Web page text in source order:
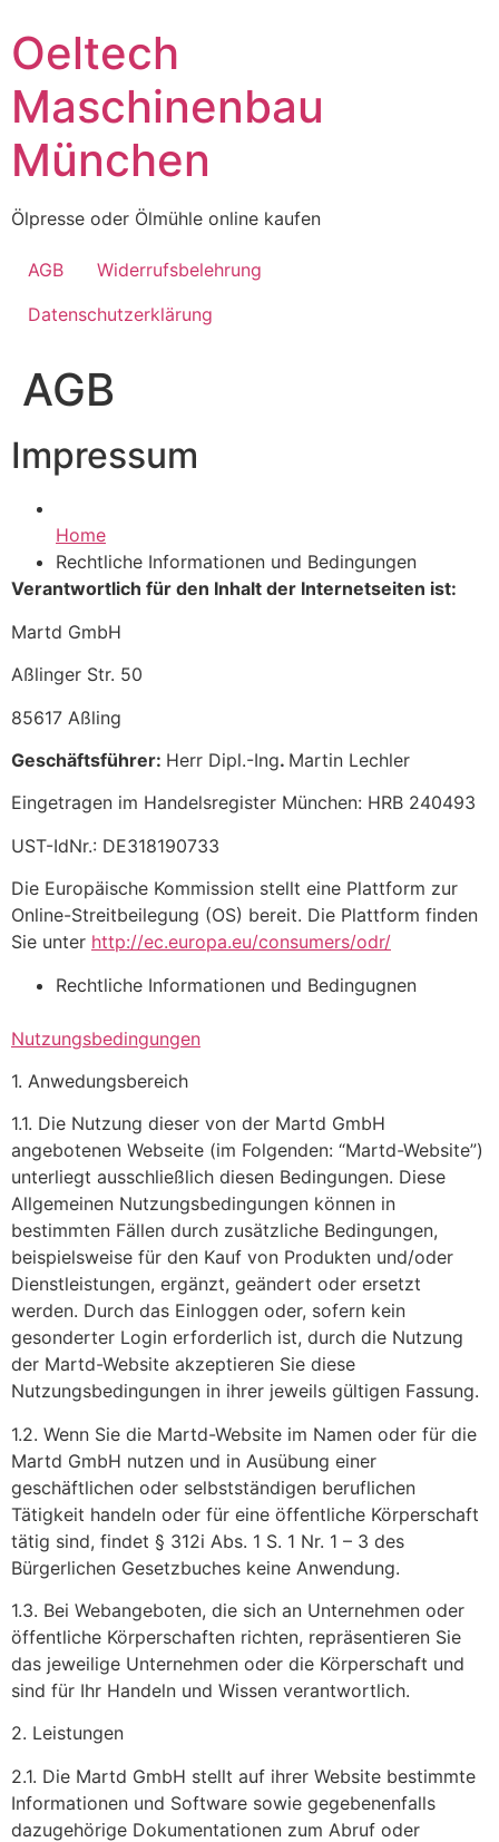
to
content
Oeltech
Maschinenbau
München
Ölpresse oder Ölmühle online kaufen
AGB
Widerrufsbelehrung
Datenschutzerklärung
AGB
Impressum
Home
Rechtliche Informationen und Bedingungen
Verantwortlich für den Inhalt der Internetseiten ist:
Martd GmbH
Aßlinger Str. 50
85617 Aßling
Geschäftsführer: Herr Dipl.-Ing. Martin Lechler
Eingetragen im Handelsregister München: HRB 240493
UST-IdNr.: DE318190733
Die Europäische Kommission stellt eine Plattform zur
Online-Streitbeilegung (OS) bereit. Die Plattform finden
Sie unter http://ec.europa.eu/consumers/odr/
Rechtliche Informationen und Bedingugnen
Nutzungsbedingungen
1. Anwedungsbereich
1.1. Die Nutzung dieser von der Martd GmbH
angebotenen Webseite (im Folgenden: “Martd-Website”)
unterliegt ausschließlich diesen Bedingungen. Diese
Allgemeinen Nutzungsbedingungen können in
bestimmten Fällen durch zusätzliche Bedingungen,
beispielsweise für den Kauf von Produkten und/oder
Dienstleistungen, ergänzt, geändert oder ersetzt
werden. Durch das Einloggen oder, sofern kein
gesonderter Login erforderlich ist, durch die Nutzung
der Martd-Website akzeptieren Sie diese
Nutzungsbedingungen in ihrer jeweils gültigen Fassung.
1.2. Wenn Sie die Martd-Website im Namen oder für die
Martd GmbH nutzen und in Ausübung einer
geschäftlichen oder selbstständigen beruflichen
Tätigkeit handeln oder für eine öffentliche Körperschaft
tätig sind, findet § 312i Abs. 1 S. 1 Nr. 1 – 3 des
Bürgerlichen Gesetzbuches keine Anwendung.
1.3. Bei Webangeboten, die sich an Unternehmen oder
öffentliche Körperschaften richten, repräsentieren Sie
das jeweilige Unternehmen oder die Körperschaft und
sind für Ihr Handeln und Wissen verantwortlich.
2. Leistungen
2.1. Die Martd GmbH stellt auf ihrer Website bestimmte
Informationen und Software sowie gegebenenfalls
dazugehörige Dokumentationen zum Abruf oder